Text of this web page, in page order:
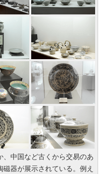
中国など古くから交易のあ
器が展示されている。例え